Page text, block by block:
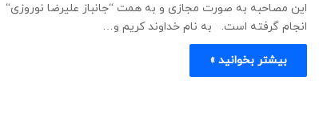
این مصاحبه به صورت مجازی و به همت “جانباز علیرضا نوروزی“
انجام گرفته است. به نام خداوند کریم و…
بیشتر بخوانید »